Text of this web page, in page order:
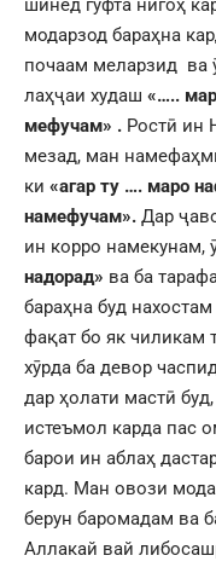
шинед гуфта нигоҳ
модарзод бараҳна
почаам меларзид ва
лаҳҷаи худаш «…..
мефучам» . Ростӣ ин
мезад, ман
ки «агар ту …. маро
намефучам». Дар
ин корро намекунам,
надорад» ва ба
бараҳна буд
фақат бо як чиликам
хӯрда ба девор
дар ҳолати мастӣ
истеъмол карда пас
барои ин аблаҳ
кард. Ман овози
берун баромадам ва
Аллакай вай